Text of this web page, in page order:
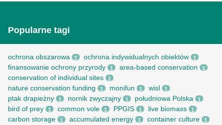
Popularne tagi
ochrona obszarowa 1 ochrona indywidualnych obiektów 1
finansowanie ochrony przyrody 1 area-based conservation 1
conservation of individual sites 1
nature conservation funding 1 monifun 1 wisl 1
ptak drapieżny 1 nornik zwyczajny 1 południowa Polska 1
bird of prey 1 common vole 1 PPGIS 1 live biomass 1
carbon storage 1 accumulated energy 1 container culture 1